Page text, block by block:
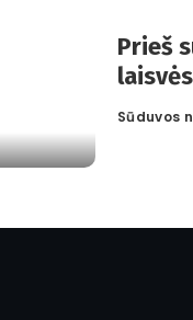
Prieš
Posted
Sūduvos